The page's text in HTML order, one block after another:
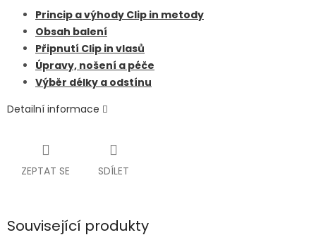
Princip a výhody Clip in metody
Obsah balení
Připnutí Clip in vlasů
Úpravy, nošení a péče
Výběr délky a odstínu
Detailní informace
ZEPTAT SE SDÍLET
Související produkty